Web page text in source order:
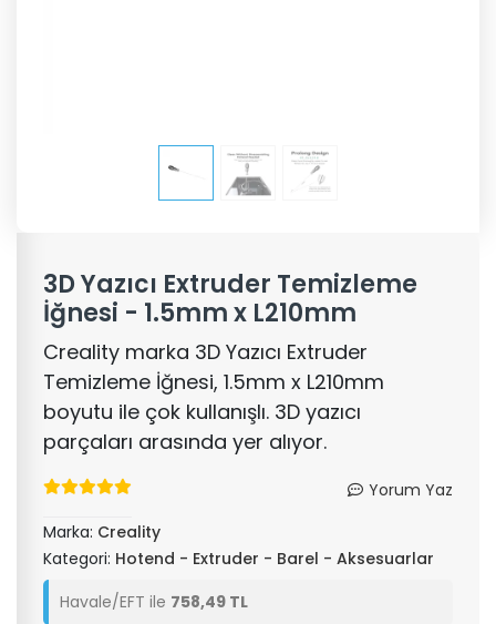
3D Yazıcı Extruder Temizleme
İğnesi - 1.5mm x L210mm
Creality marka 3D Yazıcı Extruder
Temizleme İğnesi, 1.5mm x L210mm
boyutu ile çok kullanışlı. 3D yazıcı
parçaları arasında yer alıyor.
Yorum Yaz
Marka: Creality
Kategori: Hotend - Extruder - Barel - Aksesuarlar
Havale/EFT ile 758,49 TL